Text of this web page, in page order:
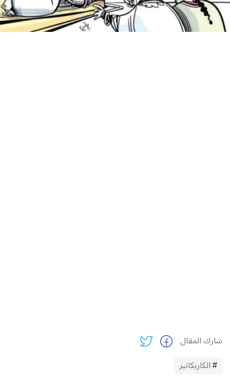
شارك المقال
الكاريكاتير